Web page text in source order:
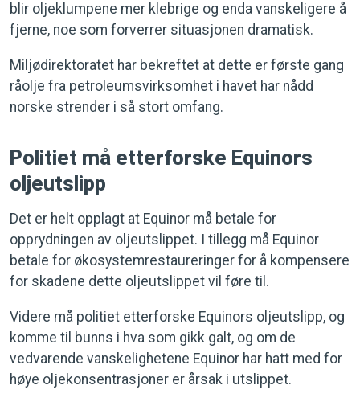
blir oljeklumpene mer klebrige og enda vanskeligere å
fjerne, noe som forverrer situasjonen dramatisk.
Miljødirektoratet har bekreftet at dette er første gang
råolje fra petroleumsvirksomhet i havet har nådd
norske strender i så stort omfang.
Politiet må etterforske Equinors
oljeutslipp
Det er helt opplagt at Equinor må betale for
opprydningen av oljeutslippet. I tillegg må Equinor
betale for økosystemrestaureringer for å kompensere
for skadene dette oljeutslippet vil føre til.
Videre må politiet etterforske Equinors oljeutslipp, og
komme til bunns i hva som gikk galt, og om de
vedvarende vanskelighetene Equinor har hatt med for
høye oljekonsentrasjoner er årsak i utslippet.